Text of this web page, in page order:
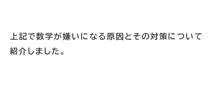
上記で数学が嫌いになる原因とその対策について
紹介しました。